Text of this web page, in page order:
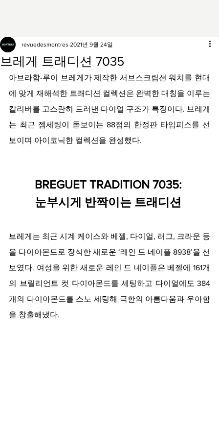
브레게 트래디션 7035
revuedesmontres 2021년 9월 24일
아브라함-루이 브레게가 제작한 서브스크립션 워치를 현대
에 맞게 재해석한 트래디션 컬렉션은 완벽한 대칭을 이루는
칼리버를 고스란히 드러낸 다이얼 구조가 특징이다. 브레게
는 최근 젬세팅이 돋보이는 88점의 한정판 타임피스를 선
보이며 아이코닉한 컬렉션을 완성했다.
BREGUET TRADITION 7035:
눈부시게 반짝이는 트래디션
브레게는 최근 시계 케이스와 베젤, 다이얼, 러그, 크라운 등
을 다이아몬드로 장식한 새로운 ‘레인 드 네이플 8938’을 선
보였다. 여성을 위한 새로운 레인 드 네이플은 베젤에 161개
의 브릴리언트 컷 다이아몬드를 세팅하고 다이얼에도 384
개의 다이아몬드를 스노 세팅해 극한의 아름다움과 우아함
을 창출해냈다.